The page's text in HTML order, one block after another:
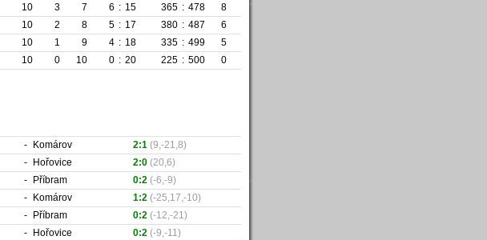
10 3 7 6 : 15 365 : 478
8
10 2 8 5 : 17 380 : 487
6
10 1 9 4 : 18 335 : 499
5
10 0 10 0 : 20 225 : 500 0
- Komárov 2:1 (9,-21,8)
- Hořovice 2:0 (20,6)
- Příbram 0:2 (-6,-9)
- Komárov 1:2 (-25,17,-10)
- Příbram 0:2 (-12,-21)
- Hořovice 0:2 (-9,-11)